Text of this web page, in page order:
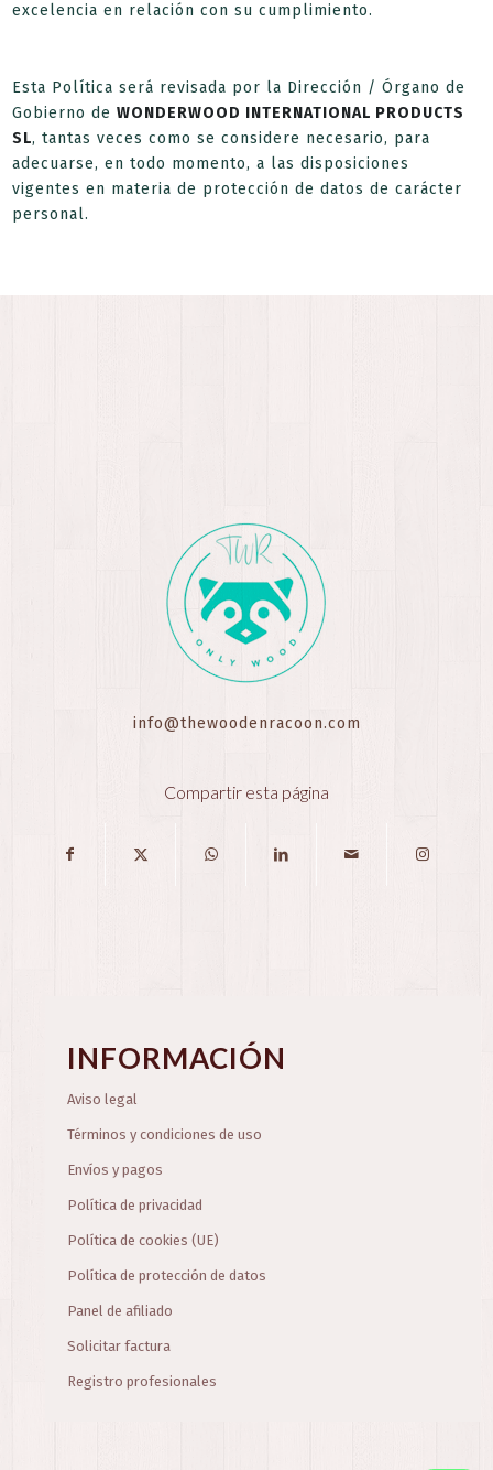
excelencia en relación con su cumplimiento.
Esta Política será revisada por la Dirección / Órgano de
Gobierno deWONDERWOOD INTERNATIONAL PRODUCTS
SL, tantas veces como se considere necesario, para
adecuarse, en todo momento, a las disposiciones
vigentes en materia de protección de datos de carácter
personal.
info@thewoodenracoon.com
Compartir esta página
INFORMACIÓN
Aviso legal
Términos y condiciones de uso
Envíos y pagos
Política de privacidad
Política de cookies (UE)
Política de protección de datos
Panel de afiliado
Solicitar factura
Registro profesionales